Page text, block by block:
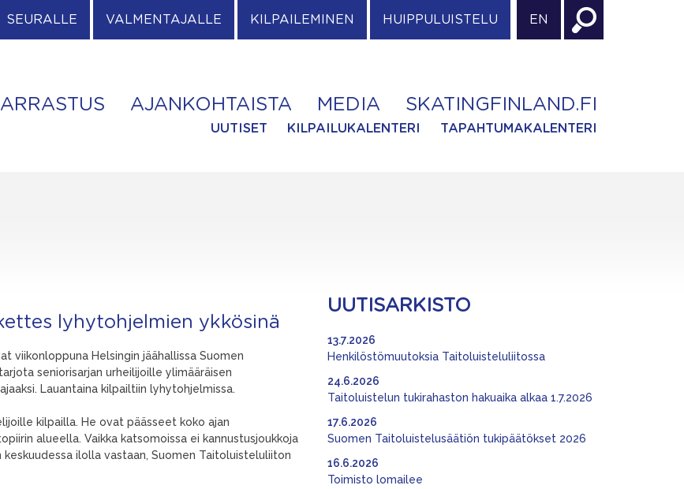
SEURALLE VALMENTAJALLE KILPAILEMINEN HUIPPULUISTELU EN
AJANKOHTAISTA MEDIA SKATINGFINLAND.FI
UUTISET KILPAILUKALENTERI TAPAHTUMAKALENTERI
lyhytohjelmien ykkösinä
viikonloppuna Helsingin jäähallissa Suomen
seniorisarjan urheilijoille ylimääräisen
Lauantaina kilpailtiin lyhytohjelmissa.
kilpailla. He ovat päässeet koko ajan
alueella. Vaikka katsomoissa ei kannustusjoukkoja
ilolla vastaan, Suomen Taitoluisteluliiton
UUTISARKISTO
Henkilöstömuutoksia Taitoluisteluliitossa
13.7.2026
Taitoluistelun tukirahaston hakuaika alkaa 1.7.2026
24.6.2026
Suomen Taitoluistelusäätiön tukipäätökset 2026
17.6.2026
Toimisto lomailee
16.6.2026